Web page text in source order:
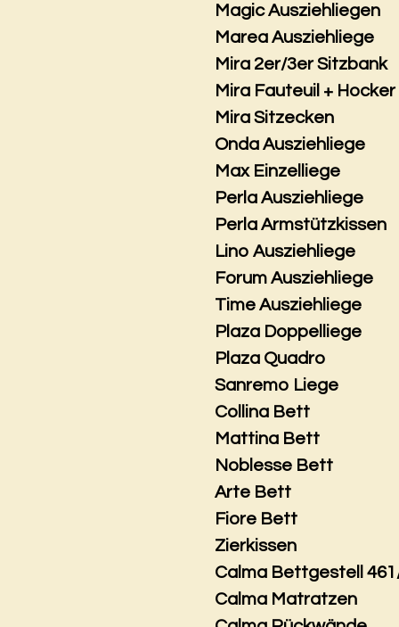
Magic Ausziehliegen
Marea Ausziehliege
Mira 2er/3er Sitzbank
Mira Fauteuil + Hocker
Mira Sitzecken
Onda Ausziehliege
Max Einzelliege
Perla Ausziehliege
Perla Armstützkissen
Lino Ausziehliege
Forum Ausziehliege
Time Ausziehliege
Plaza Doppelliege
Plaza Quadro
Sanremo Liege
Collina Bett
Mattina Bett
Noblesse Bett
Arte Bett
Fiore Bett
Zierkissen
Calma Bettgestell
Calma Matratzen